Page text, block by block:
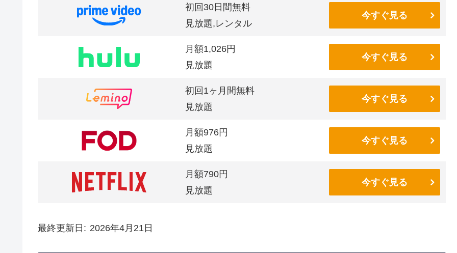
初回30日間無料
見放題,レンタル
今すぐ見る
月額1,026円
見放題
今すぐ見る
初回1ヶ月間無料
見放題
今すぐ見る
月額976円
見放題
今すぐ見る
月額790円
見放題
今すぐ見る
最終更新日 2026年4月21日